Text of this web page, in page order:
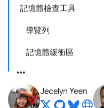
記憶體檢查工具
導覽列
記憶體緩衝區
Jecelyn Yeen